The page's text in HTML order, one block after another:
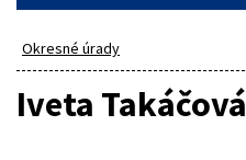
Okresné úrady
Iveta Takáčová